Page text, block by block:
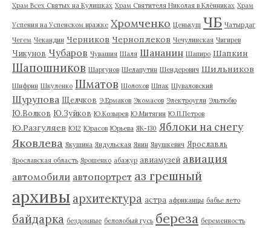
Храм Всех Святых на Кулишках Храм Святителя Николая в Клённиках Храм
Успения на Успенском вражке Хромченко Ценькуш ЧБ Чатырдаг
Чегем Чекандин Черников Черноплеков Чечулинская Чигирев
Чикунов Чубаров Чувашия Шаля Шананин Шапиро Шапкин
Шапошников Шаргунов Шелапутин Шендерович Шильников
Шифрин Шкуленко Шматов Шолохов Шпак Шуваловский
Шурупова Щелчков Э.Ермаков Экомасов Электроугли Эльтюбю
Ю.Волков Ю.Зуйков Ю.Козырев Ю.Митягин Ю.П.Петров
Ю.Разгуляев Ю12 Юрасов Юрьева ЯК-130 Яблоки на снегу
Яковлева Якушина Яндульская Янин Янушкевич Ярославль
Ярославская область Ярошенко абажур авиамузей авиация
автомобили автопортрет аз грешный
архивы архитектура астра африканцы бабье лето
байдарка бездомные белолобый гусь береза беременность